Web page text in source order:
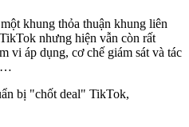
khung thỏa thuận khung liên
nhưng hiện vẫn còn rất
vi áp dụng, cơ chế giám sát và tác